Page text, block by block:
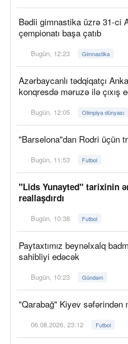
Bədii gimnastika üzrə 31-ci
çempionatı başa çatıb
Bugün, 12:23 Gimnastika
Azərbaycanlı tədqiqatçı
konqresdə məruzə ilə çıxış
Bugün, 12:05 Olimpiya dünyası
"Barselona"dan Rodri üçün
Bugün, 11:53 Futbol
"Lids Yunayted" tarixinin
reallaşdırdı
Bugün, 10:38 Futbol
Paytaxtımız beynəlxalq
sahibliyi edəcək
Bugün, 10:23 Gündəm
"Qarabağ" Kiyev səfərindən
06.08.2026, 23:12 Futbol